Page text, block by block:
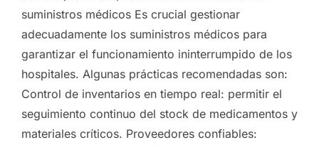
suministros médicos Es crucial gestionar
adecuadamente los suministros médicos para
garantizar el funcionamiento ininterrumpido de los
hospitales. Algunas prácticas recomendadas son:
Control de inventarios en tiempo real: permitir el
seguimiento continuo del stock de medicamentos y
materiales críticos. Proveedores confiables: